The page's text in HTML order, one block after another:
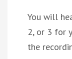
You will
2, or 3 for
the